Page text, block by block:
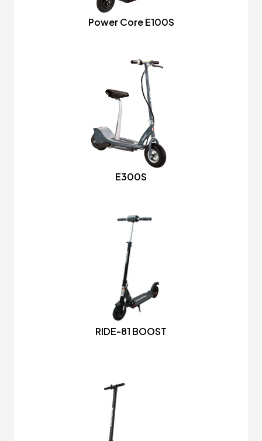
Power Core E100S
E300S
RIDE-81 BOOST